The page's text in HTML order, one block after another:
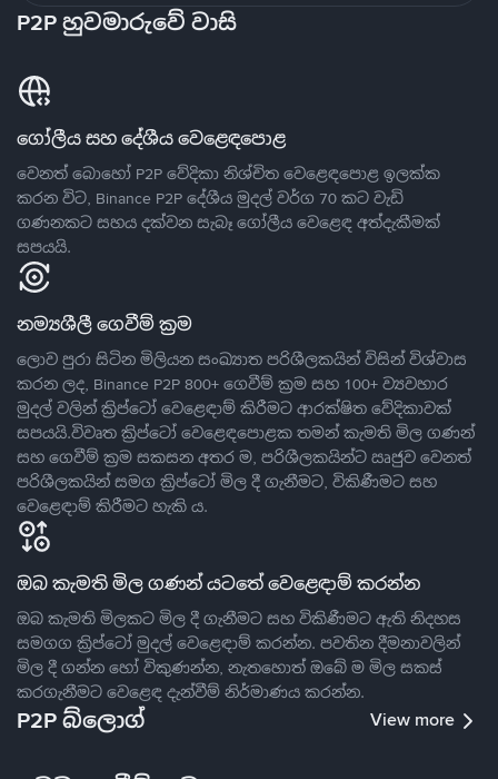
P2P හුවමාරුවේ වාසි
ගෝලීය සහ දේශීය වෙළෙඳපොළ
වෙනත් බොහෝ P2P වේදිකා නිශ්චිත වෙළෙඳපොළ ඉලක්ක
කරන විට, Binance P2P දේශීය මුදල් වර්ග 70 කට වැඩි
ගණනකට සහය දක්වන සැබෑ ගෝලීය වෙළෙඳ අත්දැකීමක්
සපයයි.
නම්‍යශීලී ගෙවීම් ක්‍රම
ලොව පුරා සිටින මිලියන සංඛ්‍යාත පරිශීලකයින් විසින් විශ්වාස
කරන ලද, Binance P2P 800+ ගෙවීම් ක්‍රම සහ 100+ ව්‍යවහාර
මුදල් වලින් ක්‍රිප්ටෝ වෙළෙඳාම් කිරීමට ආරක්ෂිත වේදිකාවක්
සපයයි.විවෘත ක්‍රිප්ටෝ වෙළෙඳපොළක තමන් කැමති මිල ගණන්
සහ ගෙවීම් ක්‍රම සකසන අතර ම, පරිශීලකයින්ට ඍජුව වෙනත්
පරිශීලකයින් සමග ක්‍රිප්ටෝ මිල දී ගැනීමට, විකිණීමට සහ
වෙළෙඳාම් කිරීමට හැකි ය.
ඔබ කැමති මිල ගණන් යටතේ වෙළෙඳාම් කරන්න
ඔබ කැමති මිලකට මිල දී ගැනීමට සහ විකිණීමට ඇති නිදහස
සමගග ක්‍රිප්ටෝ මුදල් වෙළෙඳාම් කරන්න. පවතින දීමනාවලින්
මිල දී ගන්න හෝ විකුණන්න, නැතහොත් ඔබේ ම මිල සකස්
කරගැනීමට වෙළෙඳ දැන්වීම් නිර්මාණය කරන්න.
P2P බ්ලොග් View more